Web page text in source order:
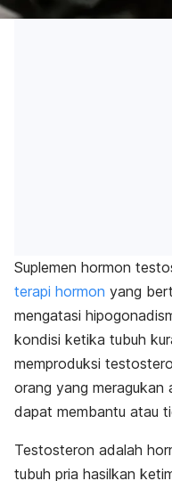
Suplemen hormon
terapi hormon yang
mengatasi
kondisi ketika tubuh
memproduksi
orang yang meragukan
dapat membantu atau
Testosteron adalah
tubuh pria hasilkan